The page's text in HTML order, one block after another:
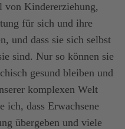
von Kindererziehung,
für sich und ihre
und dass sie sich selbst
sind. Nur so können sie
gesund bleiben und
komplexen Welt
ich, dass Erwachsene
übergeben und viele